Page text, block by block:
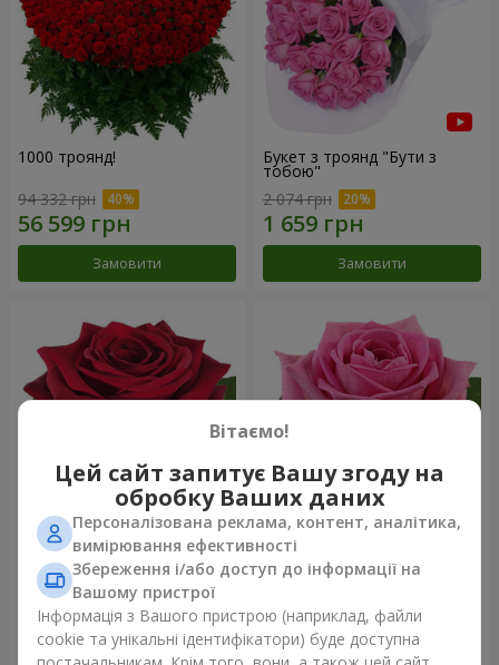
1000 троянд!
94 332 грн
Замовити
Букет з троянд "Бути з
тобою"
2 074 грн
Замовити
Червона троянда
(поштучно)
Замовити
Рожева троянда (поштучно)
Замовити
Вітаємо!
Цей сайт запитує Вашу згоду на
обробку Ваших даних
Персоналізована реклама, контент, аналітика,
вимірювання ефективності
Збереження і/або доступ до інформації на
Вашому пристрої
Інформація з Вашого пристрою (наприклад, файли
cookie та унікальні ідентифікатори) буде доступна